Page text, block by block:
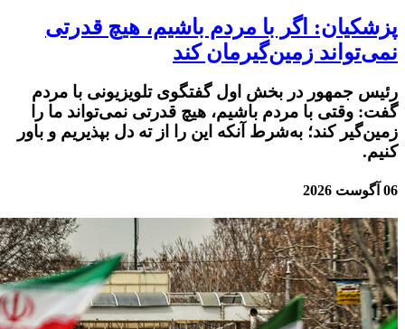
پزشکیان: اگر با مردم باشیم، هیچ قدرتی
نمی‌تواند زمین‌گیرمان کند
رئیس جمهور در بخش اول گفتگوی تلویزیونی با مردم
گفت: وقتی با مردم باشیم، هیچ قدرتی نمی‌تواند ما را
زمین‌گیر کند؛ به‌شرط آنکه این را از ته دل بپذیریم و باور
کنیم.
06 آگوست 2026